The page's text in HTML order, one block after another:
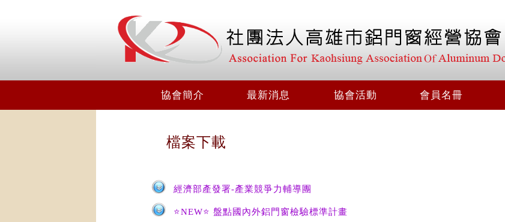
協會簡介 最新消息 協會活動 會員名冊
檔案下載
經濟部產發署-產業競爭力輔導團
⭐NEW⭐ 盤點國內外鋁門窗檢驗標準計畫